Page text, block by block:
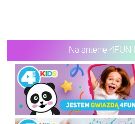
Na antenie 4FUN